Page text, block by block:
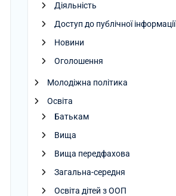
Діяльність
Доступ до публічної інформації
Новини
Оголошення
Молодіжна політика
Освіта
Батькам
Вища
Вища передфахова
Загальна-середня
Освіта дітей з ООП